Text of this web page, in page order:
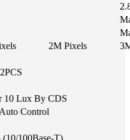
2M Pixels
10 Lux By CDS
Control
(10/100Base-T)